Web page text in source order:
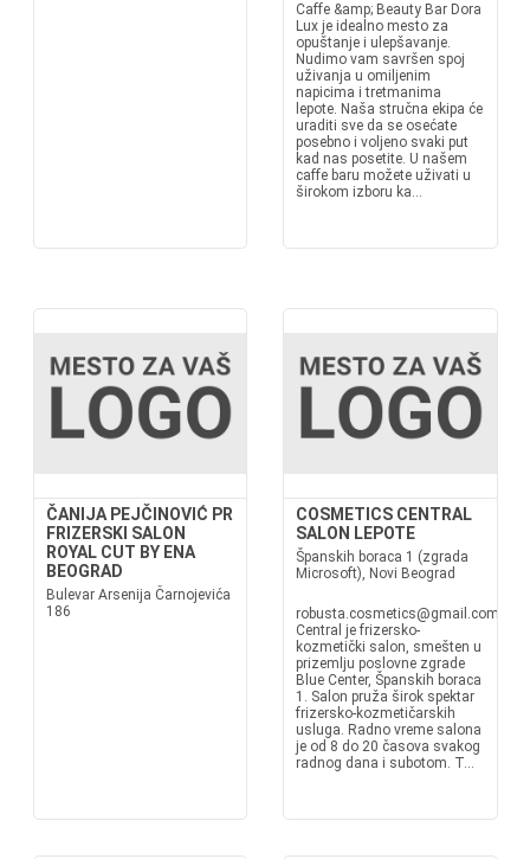
Caffe &amp; Beauty Bar Dora
Lux je idealno mesto za
opuštanje i ulepšavanje.
Nudimo vam savršen spoj
uživanja u omiljenim
napicima i tretmanima
lepote. Naša stručna ekipa će
uraditi sve da se osećate
posebno i voljeno svaki put
kad nas posetite. U našem
caffe baru možete uživati u
širokom izboru ka...
ČANIJA PEJČINOVIĆ PR
FRIZERSKI SALON
ROYAL CUT BY ENA
BEOGRAD
Bulevar Arsenija Čarnojevića
186
COSMETICS CENTRAL
SALON LEPOTE
Španskih boraca 1 (zgrada
Microsoft), Novi Beograd
Central je frizersko-
kozmetički salon, smešten u
prizemlju poslovne zgrade
Blue Center, Španskih boraca
1. Salon pruža širok spektar
frizersko-kozmetičarskih
usluga. Radno vreme salona
je od 8 do 20 časova svakog
radnog dana i subotom. T...